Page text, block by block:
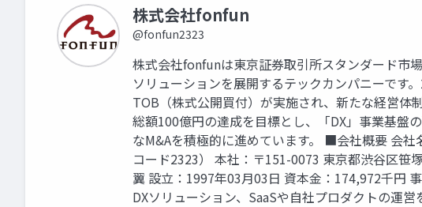
株式会社fonfun
@fonfun2323
株式会社fonfunは東京証券取引所スタンダード市
ソリューションを展開するテックカンパニーです
TOB（株式公開買付）が実施され、新たな経営体
総額100億円の達成を目標とし、「DX」事業基盤
なM&Aを積極的に進めています。 ■会社概要 会
コード2323） 本社：〒151-0073 東京都渋谷区笹
翼 設立：1997年03月03日 資本金：174,972千円
DXソリューション、SaaSや自社プロダクトの運